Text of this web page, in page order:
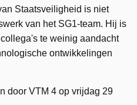
Staatsveiligheid is niet
van het SG1-team. Hij is
te weinig aandacht
ontwikkelingen
door VTM 4 op vrijdag 29